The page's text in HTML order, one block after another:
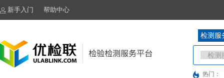
新手入门 帮助中心
检测服
热门：